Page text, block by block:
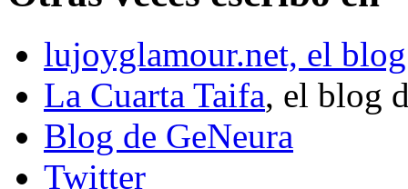
lujoyglamour.net, el
La Cuarta Taifa, el blog
Blog de GeNeura
Twitter